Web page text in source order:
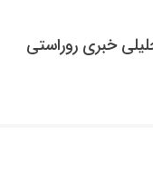
خبری روراستی